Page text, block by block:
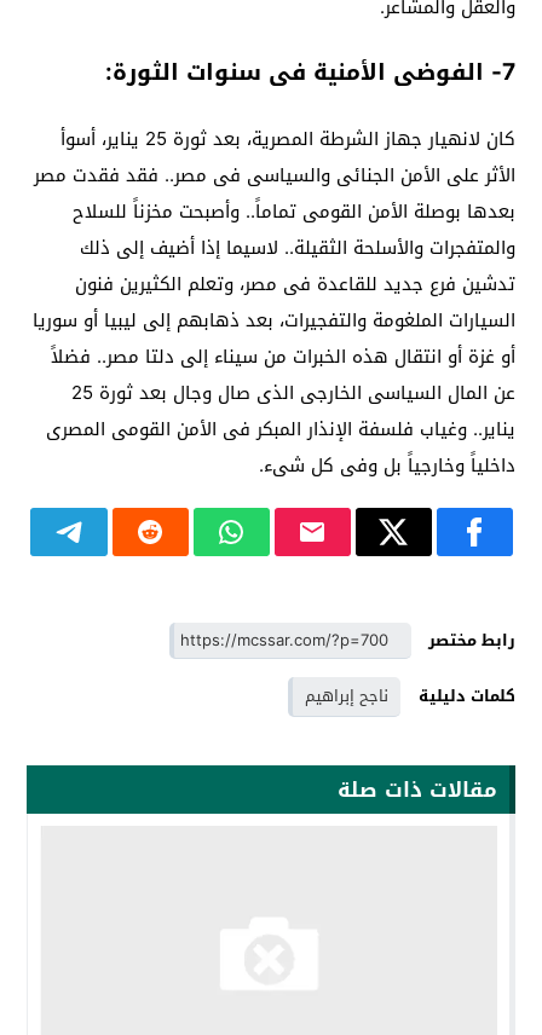
والعقل والمشاعر.
7- الفوضى الأمنية فى سنوات الثورة:
كان لانهيار جهاز الشرطة المصرية، بعد ثورة 25 يناير، أسوأ
الأثر على الأمن الجنائى والسياسى فى مصر.. فقد فقدت مصر
بعدها بوصلة الأمن القومى تماماً.. وأصبحت مخزناً للسلاح
والمتفجرات والأسلحة الثقيلة.. لاسيما إذا أضيف إلى ذلك
تدشين فرع جديد للقاعدة فى مصر، وتعلم الكثيرين فنون
السيارات الملغومة والتفجيرات، بعد ذهابهم إلى ليبيا أو سوريا
أو غزة أو انتقال هذه الخبرات من سيناء إلى دلتا مصر.. فضلاً
عن المال السياسى الخارجى الذى صال وجال بعد ثورة 25
يناير.. وغياب فلسفة الإنذار المبكر فى الأمن القومى المصرى
داخلياً وخارجياً بل وفى كل شىء.
رابط مختصر
كلمات دليلية
ناجح إبراهيم
مقالات ذات صلة